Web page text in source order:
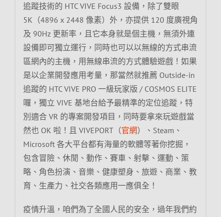
追蹤技術的 HTC VIVE Focus3 設備，除了雙眼
5K（4896 x 2448 像素）外，亦提供 120 度廣視角
及 90Hz 更新率，且它本身就是個主機，無須外連
設備即可獨立運行，同時也可以以無線的方式串流
區網內的主機，用無線串流的方式體驗遊戲！如果
是以企業開發應用考量，那當然就推薦 Outside-in
追蹤的 HTC VIVE PRO 一級玩家版 / COSMOS ELITE
囉，獨立 VIVE 基地台給予最精準的定位追蹤，特
別適合 VR 的專案開發項目，同時要拿來玩遊戲當
然也 OK 啦！且 VIVEPORT（官網）、Steam、
Microsoft 各大平台都有海量的軟體等著你挖掘，
包含冒險、休閒、動作、賽車、射擊、運動、策
略、角色扮演、音樂、健康塑身、旅遊、商業、教
育、生產力、社交各類應用一應俱全！
疫情升溫，咱們為了全國人民的安全，過年我們約